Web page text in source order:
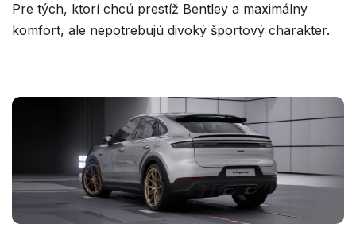
Pre tých, ktorí chcú prestíž Bentley a maximálny
komfort, ale nepotrebujú divoký športový charakter.